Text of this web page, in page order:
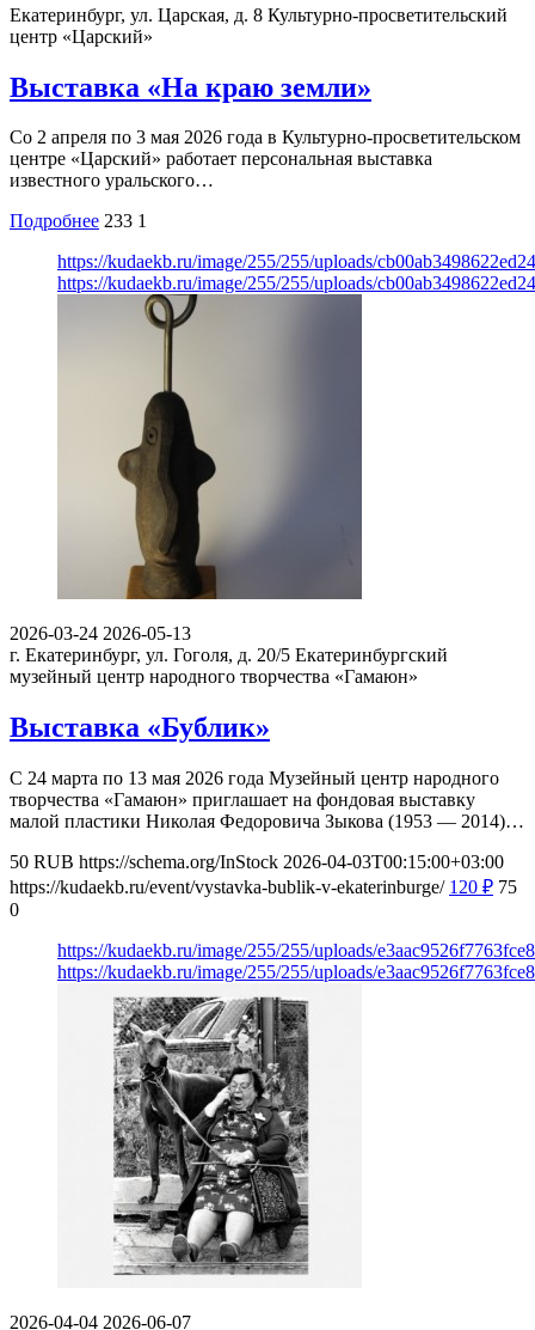
Екатеринбург, ул. Царская, д. 8 Культурно-просветительский
центр «Царский»
Выставка «На краю земли»
Со 2 апреля по 3 мая 2026 года в Культурно-просветительском
центре «Царский» работает персональная выставка
известного уральского…
Подробнее 233 1
https://kudaekb.ru/image/255/255/uploads/
https://kudaekb.ru/image/255/255/uploads/
2026-03-24 2026-05-13
г. Екатеринбург, ул. Гоголя, д. 20/5 Екатеринбургский
музейный центр народного творчества «Гамаюн»
Выставка «Бублик»
С 24 марта по 13 мая 2026 года Музейный центр народного
творчества «Гамаюн» приглашает на фондовая выставку
малой пластики Николая Федоровича Зыкова (1953 — 2014)…
50 RUB https://schema.org/InStock 2026-04-03T00:15:00+03:00
https://kudaekb.ru/event/vystavka-bublik-v-ekaterinburge/ 120 ₽ 75
0
https://kudaekb.ru/image/255/255/uploads/
https://kudaekb.ru/image/255/255/uploads/
2026-04-04 2026-06-07